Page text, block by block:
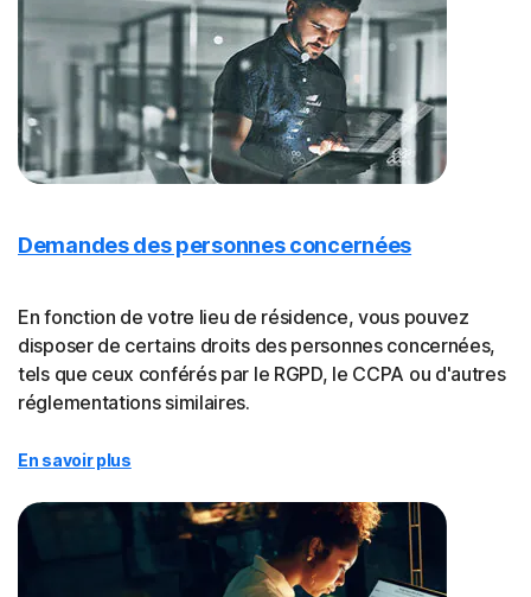
Demandes des personnes concernées
En fonction de votre lieu de résidence, vous pouvez
disposer de certains droits des personnes concernées,
tels que ceux conférés par le RGPD, le CCPA ou d'autres
réglementations similaires.
En savoir plus